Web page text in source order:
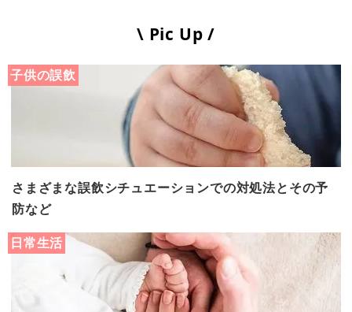
\ Pic Up /
子供の誤飲
さまざまな誤飲シチュエーションでの対処法とその予
防など
日常生活